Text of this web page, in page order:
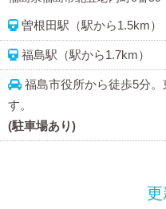
曽根田駅（駅から1.5km）
福島駅（駅から1.7km）
福島市役所から徒歩5分
す。
(駐車場あり)